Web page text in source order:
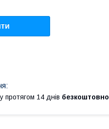
протягом 14 днів безкоштовно